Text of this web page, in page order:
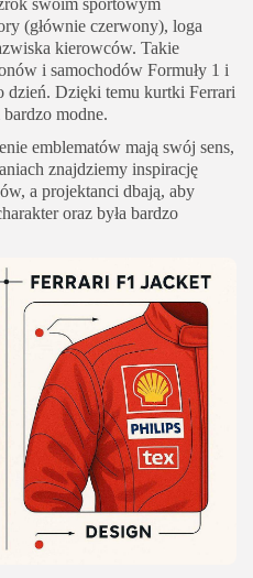
swoim sportowym
(głównie czerwony), loga
kierowców. Takie
i samochodów Formuły 1 i
dzień. Dzięki temu kurtki Ferrari
modne.
emblematów mają swój sens,
znajdziemy inspirację
a projektanci dbają, aby
oraz była bardzo